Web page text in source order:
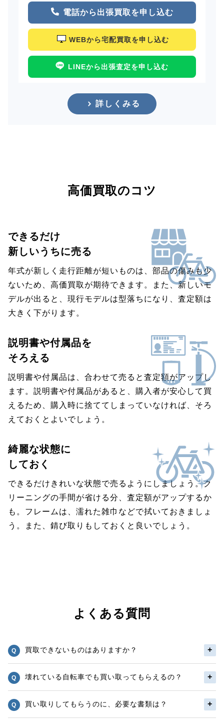
電話から出張買取を申し込む
WEBから宅配買取を申し込む
LINEから出張査定を申し込む
詳しくみる
高価買取のコツ
できるだけ
新しいうちに売る
年式が新しく走行距離が短いものは、部品の傷みも少
ないため、高価買取が期待できます。また、新しいモ
デルが出ると、現行モデルは型落ちになり、査定額は
大きく下がります。
説明書や付属品を
そろえる
説明書や付属品は、合わせて売ると査定額がアップし
ます。説明書や付属品があると、購入者が安心して買
えるため、購入時に捨ててしまっていなければ、そろ
えておくとよいでしょう。
綺麗な状態に
しておく
できるだけきれいな状態で売るようにしましょう。ク
リーニングの手間が省ける分、査定額がアップするか
も。フレームは、濡れた雑巾などで拭いておきましょ
う。また、錆び取りもしておくと良いでしょう。
よくある質問
買取できないものはありますか？
壊れている自転車でも買い取ってもらえるの？
買い取りしてもらうのに、必要な書類は？